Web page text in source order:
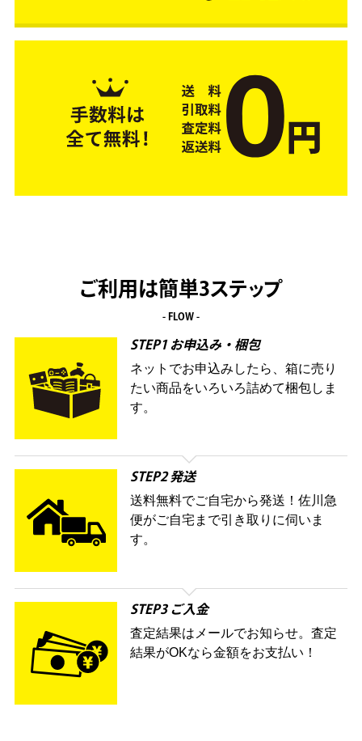
ご利用は簡単3ステップ
- FLOW -
STEP1 お申込み・梱包
ネットでお申込みしたら、箱に売り
たい商品をいろいろ詰めて梱包しま
す。
STEP2 発送
送料無料でご自宅から発送！佐川急
便がご自宅まで引き取りに伺いま
す。
STEP3 ご入金
査定結果はメールでお知らせ。査定
結果がOKなら金額をお支払い！